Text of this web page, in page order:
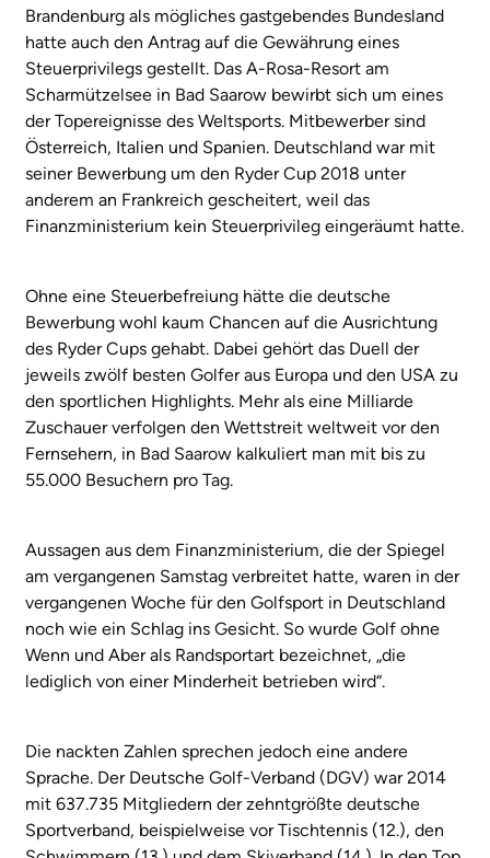
Brandenburg als mögliches gastgebendes Bundesland
hatte auch den Antrag auf die Gewährung eines
Steuerprivilegs gestellt. Das A-Rosa-Resort am
Scharmützelsee in Bad Saarow bewirbt sich um eines
der Topereignisse des Weltsports. Mitbewerber sind
Österreich, Italien und Spanien. Deutschland war mit
seiner Bewerbung um den Ryder Cup 2018 unter
anderem an Frankreich gescheitert, weil das
Finanzministerium kein Steuerprivileg eingeräumt hatte.
Ohne eine Steuerbefreiung hätte die deutsche
Bewerbung wohl kaum Chancen auf die Ausrichtung
des Ryder Cups gehabt. Dabei gehört das Duell der
jeweils zwölf besten Golfer aus Europa und den USA zu
den sportlichen Highlights. Mehr als eine Milliarde
Zuschauer verfolgen den Wettstreit weltweit vor den
Fernsehern, in Bad Saarow kalkuliert man mit bis zu
55.000 Besuchern pro Tag.
Aussagen aus dem Finanzministerium, die der Spiegel
am vergangenen Samstag verbreitet hatte, waren in der
vergangenen Woche für den Golfsport in Deutschland
noch wie ein Schlag ins Gesicht. So wurde Golf ohne
Wenn und Aber als Randsportart bezeichnet, „die
lediglich von einer Minderheit betrieben wird“.
Die nackten Zahlen sprechen jedoch eine andere
Sprache. Der Deutsche Golf-Verband (DGV) war 2014
mit 637.735 Mitgliedern der zehntgrößte deutsche
Sportverband, beispielweise vor Tischtennis (12.), den